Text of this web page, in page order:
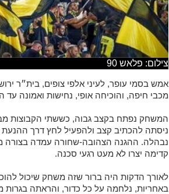
צילום: פלאש 90
אמש בסמי עופר, לעיני אלפי צופים, בית״ר
מכבי חיפה, והוכיחה אופי, נחישות ואמונה עד
המשחק נפתח בקצב גבוה, כששתי הקבוצות
ניסתה להכתיב קצב ולהפעיל לחץ דרך
נבהלה. ההגנה הצהובה-שחורה עמדה בצורה
קדימה יצרו לא מעט רגעי סכנה.
לאורך הדקות היה ברור שזה משחק שיכול
באחריות, נלחמה על כל כדור, והראתה בגרות